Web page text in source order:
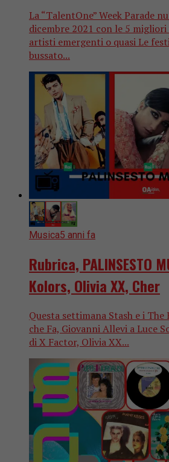
La “TalentOne” Week Parade
dicembre 2021 con le 5
artisti emergenti o quasi Le
bussato...
Musica5 anni fa
Rubrica, PALINSESTO
Kolors, Olivia XX, Cher
Questa settimana Stash e i The
che Fa, Giovanni Allevi a Luce
di X Factor, Olivia XX...